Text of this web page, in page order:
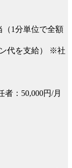
1分単位で全額
代を支給） ※社
：50,000円/月